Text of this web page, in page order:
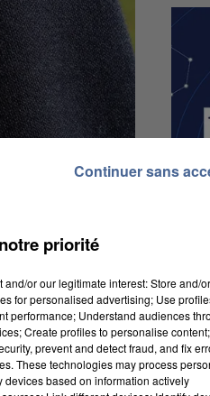
priorité
or our legitimate interest: Store and/or
for personalised advertising; Use
performance; Understand audiences
Create profiles to personalise
prevent and detect fraud, and fix
These technologies may process
based on information actively
Continuer sans